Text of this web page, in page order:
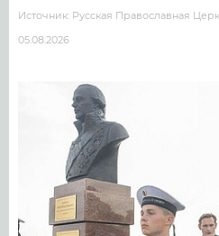
Источник: Русская Православная
05.08.2026